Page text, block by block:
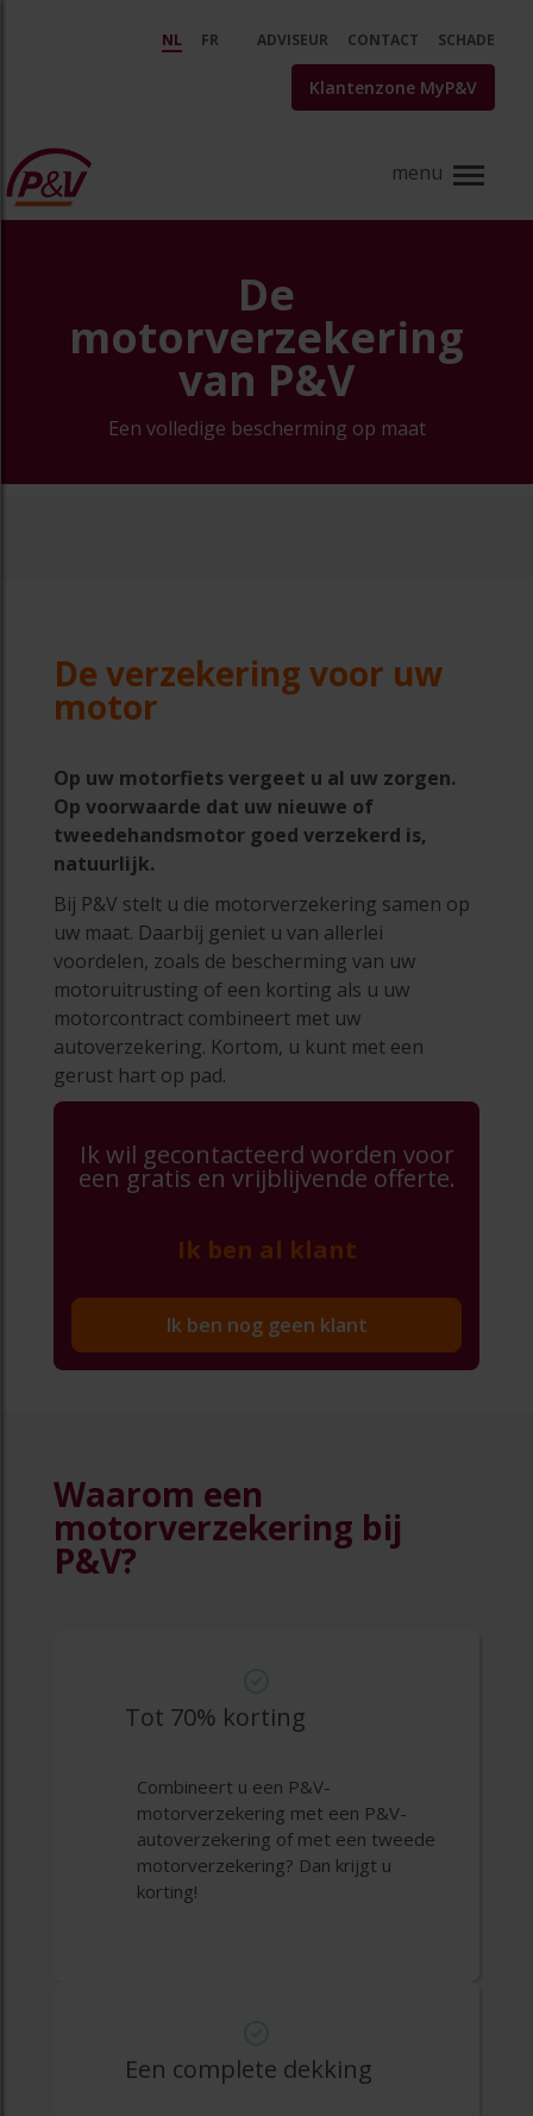
Motorverzekering | P&amp;V
NL FR ADVISEUR CONTACT SCHADE
Klantenzone MyP&V
De
motorverzekering
van P&V
Een volledige bescherming op maat
De verzekering voor uw
motor
Op uw motorfiets vergeet u al uw zorgen.
Op voorwaarde dat uw nieuwe of
tweedehandsmotor goed verzekerd is,
natuurlijk.
Bij P&V stelt u die motorverzekering samen op
uw maat. Daarbij geniet u van allerlei
voordelen, zoals de bescherming van uw
motoruitrusting of een korting als u uw
motorcontract combineert met uw
autoverzekering. Kortom, u kunt met een
gerust hart op pad.
Ik wil gecontacteerd worden voor
een gratis en vrijblijvende offerte.
Ik ben al klant
Ik ben nog geen klant
Waarom een
motorverzekering bij
P&V?
Tot 70% korting
Combineert u een P&V-
motorverzekering met een P&V-
autoverzekering of met een tweede
motorverzekering? Dan krijgt u
korting!
Een complete dekking